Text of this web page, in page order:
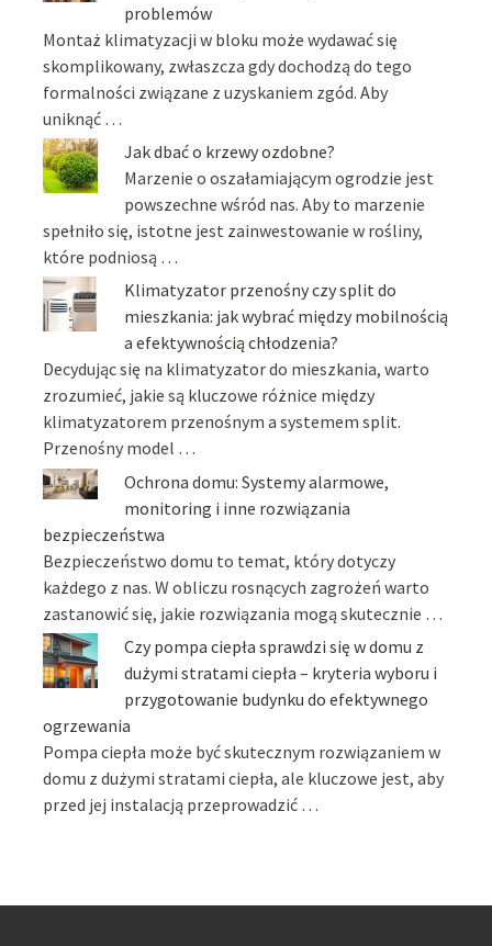
problemów
Montaż klimatyzacji w bloku może wydawać się
skomplikowany, zwłaszcza gdy dochodzą do tego
formalności związane z uzyskaniem zgód. Aby
uniknąć …
Jak dbać o krzewy ozdobne?
Marzenie o oszałamiającym ogrodzie jest
powszechne wśród nas. Aby to marzenie
spełniło się, istotne jest zainwestowanie w rośliny,
które podniosą …
Klimatyzator przenośny czy split do
mieszkania: jak wybrać między mobilnością
a efektywnością chłodzenia?
Decydując się na klimatyzator do mieszkania, warto
zrozumieć, jakie są kluczowe różnice między
klimatyzatorem przenośnym a systemem split.
Przenośny model …
Ochrona domu: Systemy alarmowe,
monitoring i inne rozwiązania
bezpieczeństwa
Bezpieczeństwo domu to temat, który dotyczy
każdego z nas. W obliczu rosnących zagrożeń warto
zastanowić się, jakie rozwiązania mogą skutecznie …
Czy pompa ciepła sprawdzi się w domu z
dużymi stratami ciepła – kryteria wyboru i
przygotowanie budynku do efektywnego
ogrzewania
Pompa ciepła może być skutecznym rozwiązaniem w
domu z dużymi stratami ciepła, ale kluczowe jest, aby
przed jej instalacją przeprowadzić …